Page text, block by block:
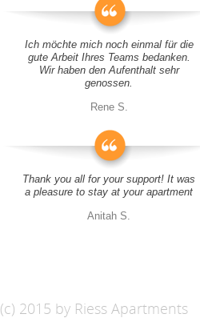
Ich möchte mich noch einmal für die
gute Arbeit Ihres Teams bedanken.
Wir haben den Aufenthalt sehr
genossen.
Rene S.
Thank you all for your support! It was
a pleasure to stay at your apartment
Anitah S.
(c) 2015 by Riess Apartments